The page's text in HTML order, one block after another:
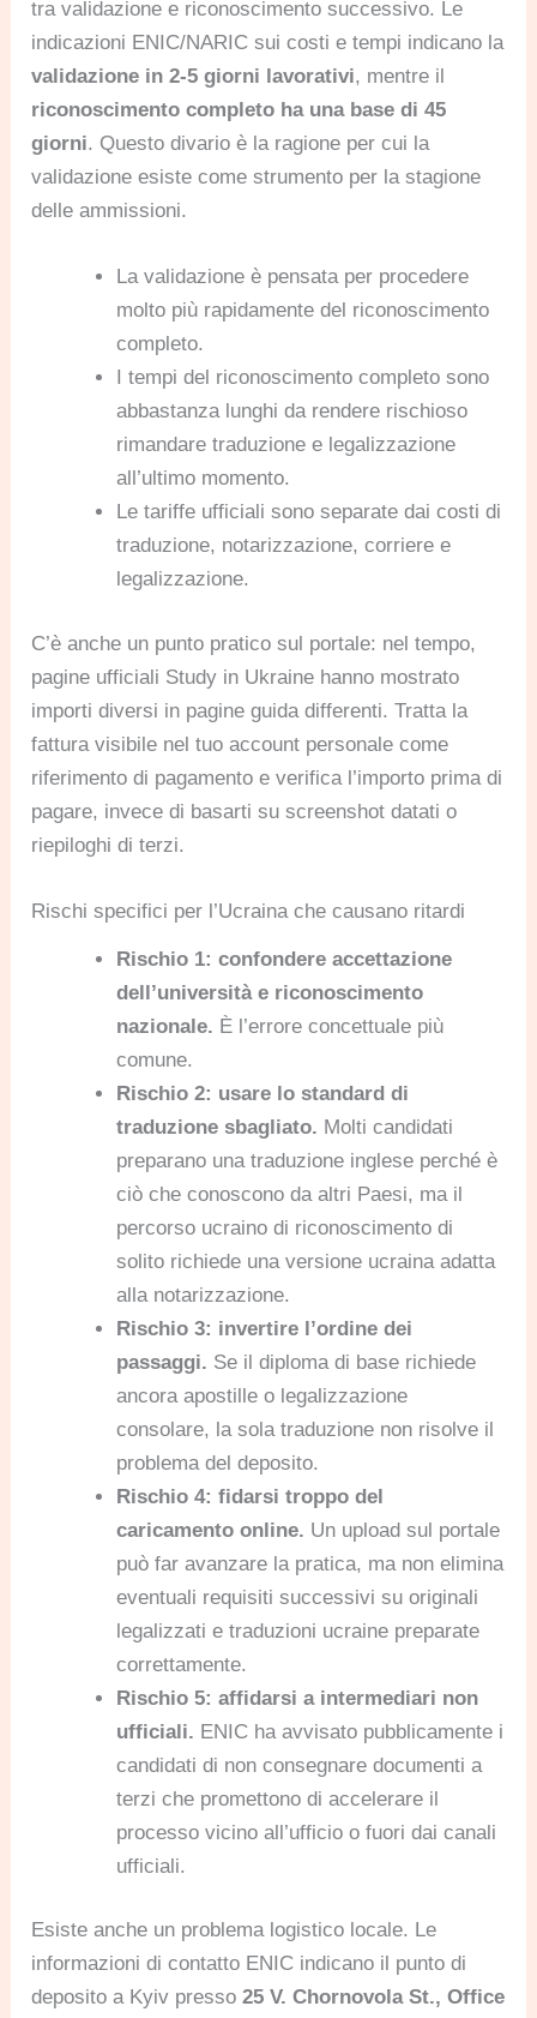
tra validazione e riconoscimento successivo. Le
indicazioni ENIC/NARIC sui costi e tempi indicano la
validazione in 2-5 giorni lavorativi, mentre il
riconoscimento completo ha una base di 45
giorni. Questo divario è la ragione per cui la
validazione esiste come strumento per la stagione
delle ammissioni.
La validazione è pensata per procedere
molto più rapidamente del riconoscimento
completo.
I tempi del riconoscimento completo sono
abbastanza lunghi da rendere rischioso
rimandare traduzione e legalizzazione
all’ultimo momento.
Le tariffe ufficiali sono separate dai costi di
traduzione, notarizzazione, corriere e
legalizzazione.
C’è anche un punto pratico sul portale: nel tempo,
pagine ufficiali Study in Ukraine hanno mostrato
importi diversi in pagine guida differenti. Tratta la
fattura visibile nel tuo account personale come
riferimento di pagamento e verifica l’importo prima di
pagare, invece di basarti su screenshot datati o
riepiloghi di terzi.
Rischi specifici per l’Ucraina che causano ritardi
Rischio 1: confondere accettazione
dell’università e riconoscimento
nazionale. È l’errore concettuale più
comune.
Rischio 2: usare lo standard di
traduzione sbagliato. Molti candidati
preparano una traduzione inglese perché è
ciò che conoscono da altri Paesi, ma il
percorso ucraino di riconoscimento di
solito richiede una versione ucraina adatta
alla notarizzazione.
Rischio 3: invertire l’ordine dei
passaggi. Se il diploma di base richiede
ancora apostille o legalizzazione
consolare, la sola traduzione non risolve il
problema del deposito.
Rischio 4: fidarsi troppo del
caricamento online. Un upload sul portale
può far avanzare la pratica, ma non elimina
eventuali requisiti successivi su originali
legalizzati e traduzioni ucraine preparate
correttamente.
Rischio 5: affidarsi a intermediari non
ufficiali. ENIC ha avvisato pubblicamente i
candidati di non consegnare documenti a
terzi che promettono di accelerare il
processo vicino all’ufficio o fuori dai canali
ufficiali.
Esiste anche un problema logistico locale. Le
informazioni di contatto ENIC indicano il punto di
deposito a Kyiv presso25 V. Chornovola St., Office